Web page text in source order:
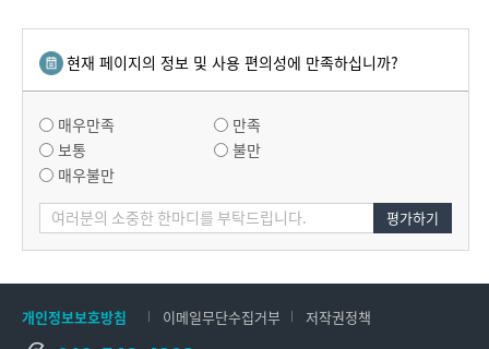
현재 페이지의 정보 및 사용 편의성에 만족하십니까?
매우만족
만족
보통
불만
매우불만
평가하기
개인정보보호방침 이메일무단수집거부 저작권정책